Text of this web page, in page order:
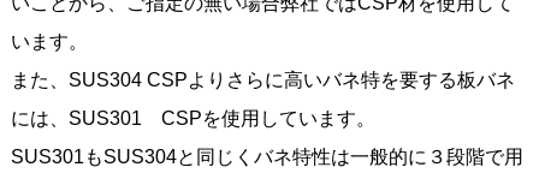
います。
また、SUS304 CSPよりさらに高いバネ特を要する板バネ
には、SUS301 CSPを使用しています。
SUS301もSUS304と同じくバネ特性は一般的に３段階で用